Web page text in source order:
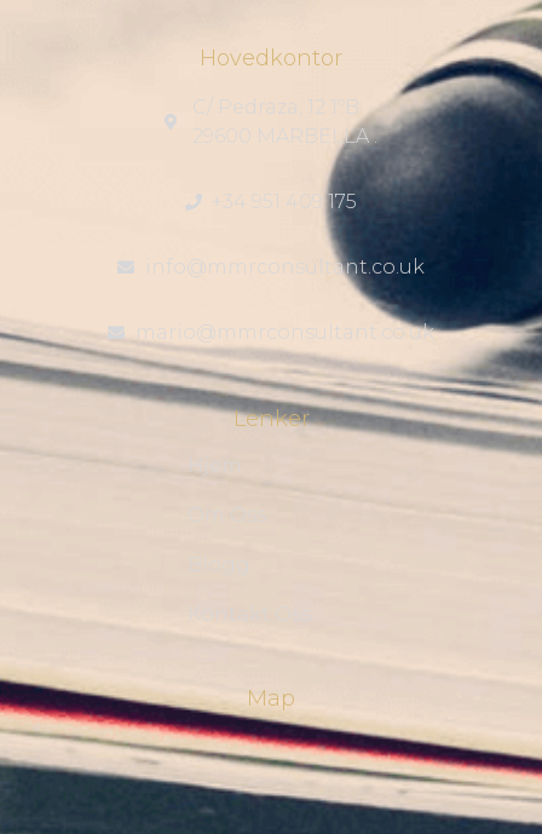
Hovedkontor
C/ Pedraza, 12 1ºB
29600 MARBELLA .
+34 951 409 175
info@mmrconsultant.co.uk
mario@mmrconsultant.co.uk
Lenker
Hjem
Map